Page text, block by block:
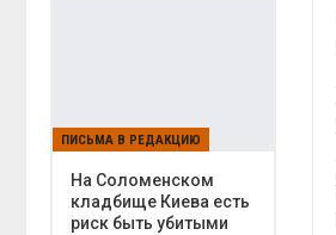
ПИСЬМА В РЕДАКЦИЮ
На Соломенском
кладбище Киева есть
риск быть убитыми